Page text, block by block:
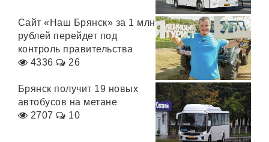
Сайт «Наш Брянск» за 1 млн
рублей перейдет под
контроль правительства
4336
26
Брянск получит 19 новых
автобусов на метане
2707
10